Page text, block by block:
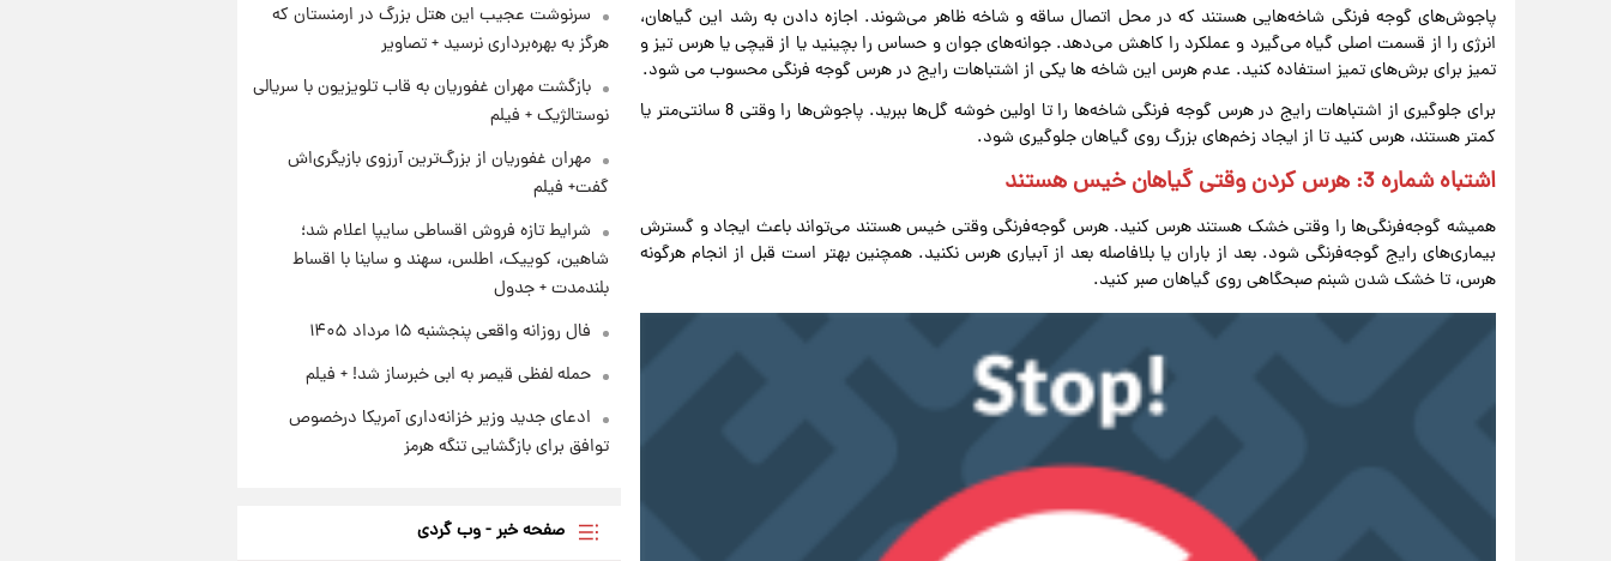
پاجوش‌های گوجه فرنگی شاخه‌هایی هستند که در محل اتصال ساقه و شاخه ظاهر می‌شوند. اجازه دادن به رشد این گیاهان،
انرژی را از قسمت اصلی گیاه می‌گیرد و عملکرد را کاهش می‌دهد. جوانه‌های جوان و حساس را بچینید یا از قیچی یا هرس تیز و
تمیز برای برش‌های تمیز استفاده کنید. عدم هرس این شاخه ها یکی از اشتباهات رایج در هرس گوجه فرنگی محسوب می شود.
برای جلوگیری از اشتباهات رایج در هرس گوجه فرنگی شاخه‌ها را تا اولین خوشه گل‌ها ببرید. پاجوش‌ها را وقتی 8 سانتی‌متر یا
کمتر هستند، هرس کنید تا از ایجاد زخم‌های بزرگ روی گیاهان جلوگیری شود.
اشتباه شماره 3: هرس کردن وقتی گیاهان خیس هستند
همیشه گوجه‌فرنگی‌ها را وقتی خشک هستند هرس کنید. هرس گوجه‌فرنگی وقتی خیس هستند می‌تواند باعث ایجاد و گسترش
بیماری‌های رایج گوجه‌فرنگی شود. بعد از باران یا بلافاصله بعد از آبیاری هرس نکنید. همچنین بهتر است قبل از انجام هرگونه
هرس، تا خشک شدن شبنم صبحگاهی روی گیاهان صبر کنید.
سرنوشت عجیب این هتل بزرگ در ارمنستان که
هرگز به بهره‌برداری نرسید + تصاویر
بازگشت مهران غفوریان به قاب تلویزیون با سریالی
نوستالژیک + فیلم
مهران غفوریان از بزرگ‌ترین آرزوی بازیگری‌اش
گفت+ فیلم
شرایط تازه فروش اقساطی سایپا اعلام شد؛
شاهین، کوییک، اطلس، سهند و ساینا با اقساط
بلندمدت + جدول
فال روزانه واقعی پنجشنبه ۱۵ مرداد ۱۴۰۵
حمله لفظی قیصر به ابی خبرساز شد! + فیلم
ادعای جدید وزیر خزانه‌داری آمریکا درخصوص
توافق برای بازگشایی تنگه هرمز
صفحه خبر - وب گردی